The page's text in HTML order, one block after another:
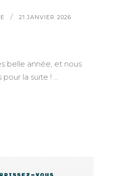
21 JANVIER 2026
belle année, et nous
la suite !